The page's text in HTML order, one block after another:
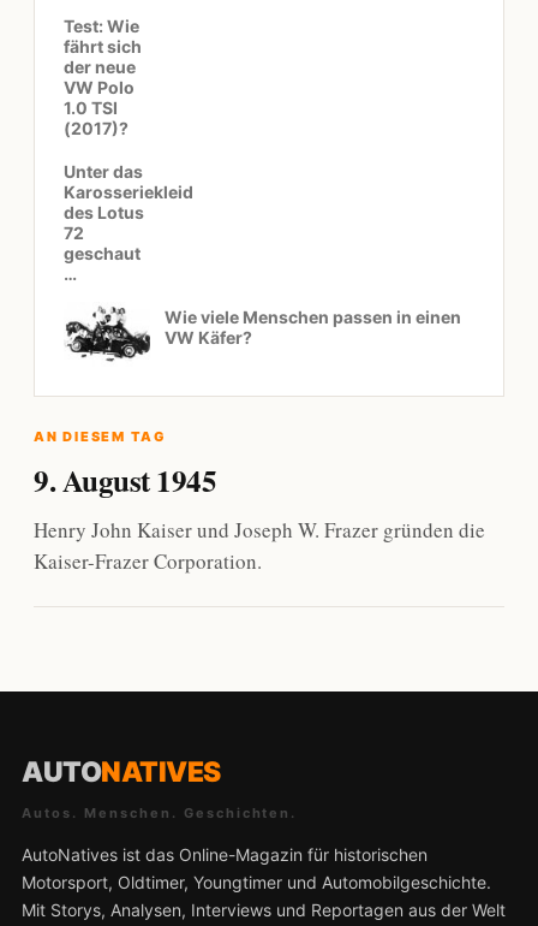
Test: Wie
fährt sich
der neue
VW Polo
1.0 TSI
(2017)?
Unter das
Karosseriekleid
des Lotus
72
geschaut
…
Wie viele Menschen passen in einen
VW Käfer?
AN DIESEM TAG
9. August 1945
Henry John Kaiser und Joseph W. Frazer gründen die
Kaiser-Frazer Corporation.
AUTONATIVES
Autos. Menschen. Geschichten.
AutoNatives ist das Online-Magazin für historischen
Motorsport, Oldtimer, Youngtimer und Automobilgeschichte.
Mit Storys, Analysen, Interviews und Reportagen aus der Welt